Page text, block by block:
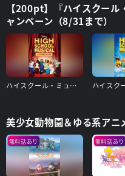
【200pt】『ハイスクー
ャンペーン（8/31まで）
ハイスクール・ミュージカル
美少女動物園＆ゆる系アニ
無料話あり 無料話あり